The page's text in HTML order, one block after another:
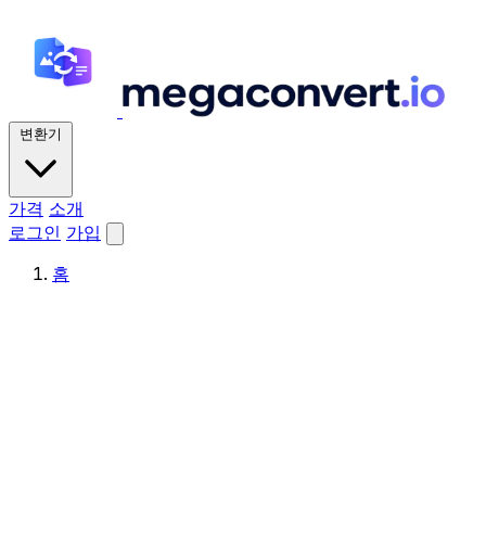
변환기
가격 소개
로그인 가입
홈